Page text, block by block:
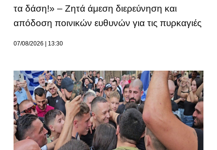
τα δάση!» – Ζητά άμεση διερεύνηση και
απόδοση ποινικών ευθυνών για τις πυρκαγιές
07/08/2026 13:30